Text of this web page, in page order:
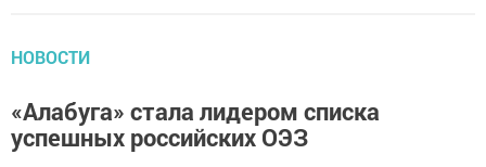
НОВОСТИ
«Алабуга» стала лидером списка
успешных российских ОЭЗ